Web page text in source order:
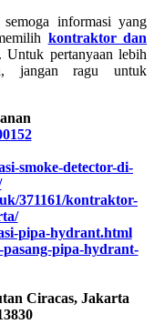
informasi yang
kontraktor dan
. Untuk pertanyaan lebih
jangan ragu untuk
smoke-detector-di-
371161/kontraktor-
pipa-hydrant.html
pipa-hydrant-
Ciracas, Jakarta